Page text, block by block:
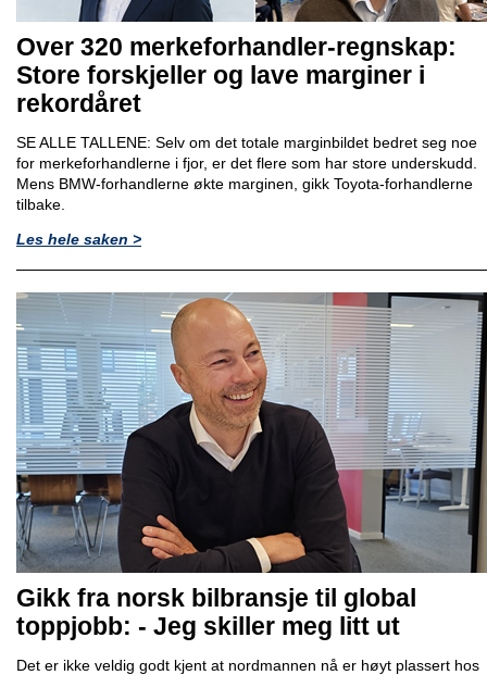
Over 320 merkeforhandler-regnskap:
Store forskjeller og lave marginer i
rekordåret
SE ALLE TALLENE: Selv om det totale marginbildet bedret seg noe
for merkeforhandlerne i fjor, er det flere som har store underskudd.
Mens BMW-forhandlerne økte marginen, gikk Toyota-forhandlerne
tilbake.
Les hele saken >
Gikk fra norsk bilbransje til global
toppjobb: - Jeg skiller meg litt ut
Det er ikke veldig godt kjent at nordmannen nå er høyt plassert hos